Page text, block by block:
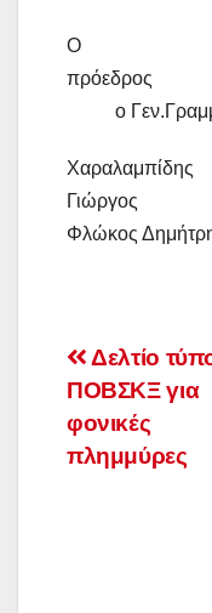
Ο
ο
Χαραλαμπίδης
Φλώκος
άρθρων
Δελτίο
ΠΟΒΣΚΞ για
φονικές
πλημμύρες